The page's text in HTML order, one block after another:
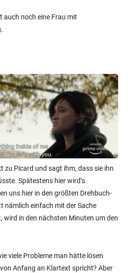
auch noch eine Frau mit
zu Picard und sagt ihm, dass sie ihn
Spätestens hier wird’s
uns hier in den größten Drehbuch-
nämlich einfach mit der Sache
wird in den nächsten Minuten um den
viele Probleme man hätte lösen
Anfang an Klartext spricht? Aber